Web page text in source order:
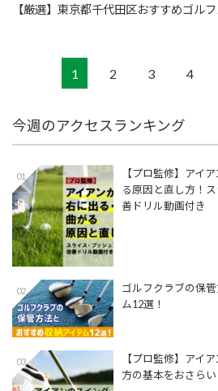
【厳選】東京都千代田区おすすめゴル
1 2 3 4
今週のアクセスランキング
01
【プロ監修】アイ
る原因と直し方！
善ドリル動画付き
02
ゴルフクラブの保
ム12選！
03
【プロ監修】アイ
方の基本をおさら